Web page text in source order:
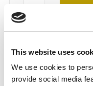
This website uses
We use cookies to
provide social media
DESCRIZIONE